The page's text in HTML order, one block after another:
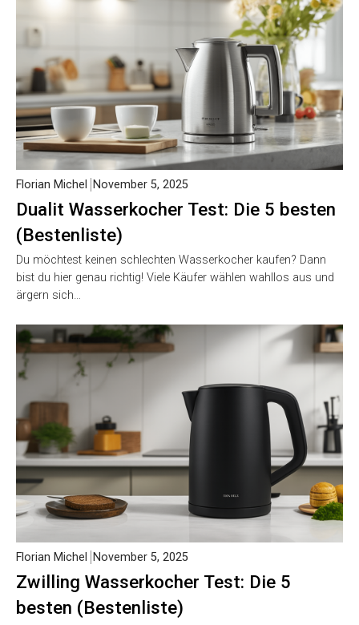
Dualit Wasserkocher Test: Die 5 besten
(Bestenliste)
Florian Michel November 5, 2025
Du möchtest keinen schlechten Wasserkocher kaufen? Dann
bist du hier genau richtig! Viele Käufer wählen wahllos aus und
ärgern sich…
Zwilling Wasserkocher Test: Die 5
besten (Bestenliste)
Florian Michel November 5, 2025